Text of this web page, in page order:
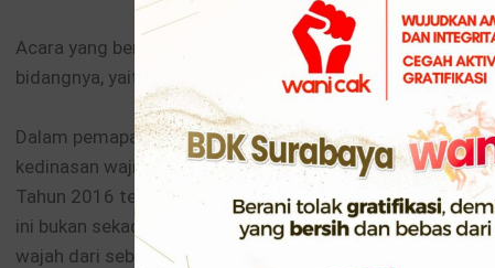
Acara yang berlangsung interaktif ini menghadirkan
bidangnya, yaitu Wadi Rahmoko, seorang Arsiparis Ahli
Dalam pemaparannya, Wadi Rahmoko menekankan
kedinasan wajib merujuk secara ketat pada Keputusan
Tahun 2016 tentang Pedoman Tata Naskah Dinas pada
ini bukan sekadar urusan ketik-mengetik surat,
wajah dari sebuah instansi di bawah naungan Kementerian